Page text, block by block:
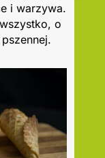
i warzywa.
o